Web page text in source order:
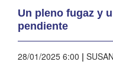
Un pleno fugaz y
pendiente
28/01/2025 6:00 |